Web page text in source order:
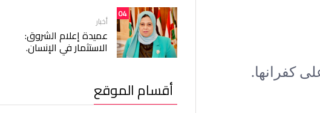
كفرانها.
04
أخبار
عميدة إعلام الشروق:
الاستثمار في الإنسان.
أقسام الموقع